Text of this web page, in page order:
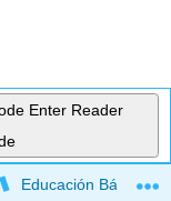
Enter Reader
global
Educación Básica